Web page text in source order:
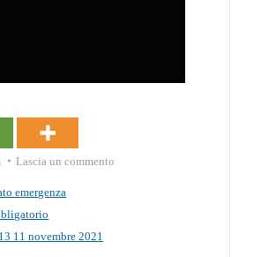
Lascia un commento
emergenza
11 novembre 2021